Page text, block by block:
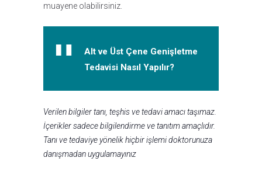
muayene olabilirsiniz.
Alt ve Üst Çene Genişletme
Tedavisi Nasıl Yapılır?
Verilen bilgiler tanı, teşhis ve tedavi amacı taşımaz.
İçerikler sadece bilgilendirme ve tanıtım amaçlıdır.
Tanı ve tedaviye yönelik hiçbir işlemi doktorunuza
danışmadan uygulamayınız